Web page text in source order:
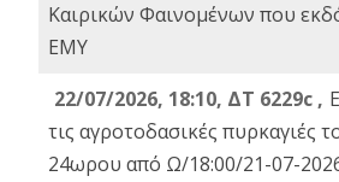
Καιρικών Φαινομένων που
ΕΜΥ
22/07/2026, 18:10, ΔΤ 6229c ,
τις αγροτοδασικές πυρκαγιές
24ωρου από Ω/18:00/21-07-